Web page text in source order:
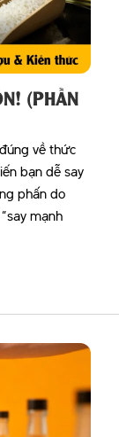
(PHẦN
về thức
bạn dễ say
phấn do
mạnh